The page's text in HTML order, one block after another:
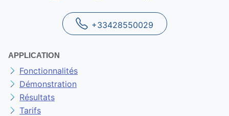
+33428550029
APPLICATION
Fonctionnalités
Démonstration
Résultats
Tarifs